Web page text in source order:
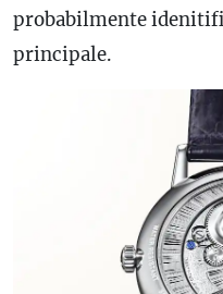
probabilmente
principale.